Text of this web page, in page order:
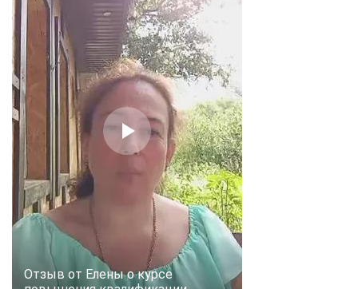
Отзыв от Елены о курсе
ChatApp
online
Мессенджеры
Свяжитесь с нами через любой удобный мессенджер!
WhatsApp
Vkontakte EMail